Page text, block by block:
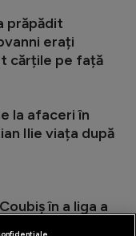
prăpădit
erați
cărțile pe față
la afaceri în
Ilie viața după
în a liga a